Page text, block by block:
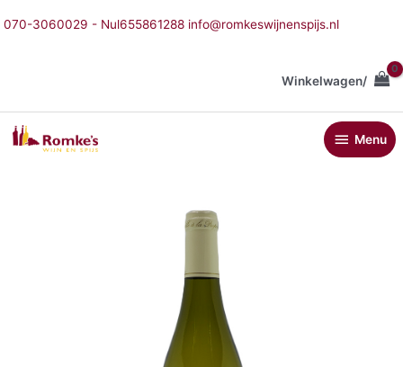
naar
070-3060029 - Nul655861288 info@romkeswijnenspijs.nl
Winkelwagen/
Menu
Menu